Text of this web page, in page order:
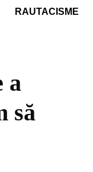
RAUTACISME
a
să